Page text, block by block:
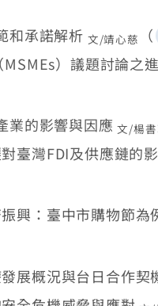
和承諾解析 文/靖心慈 （
）議題討論之
業的影響與因應文/楊
臺灣FDI及供應鏈的
興：臺中市購物節為
展概況與台日合作契